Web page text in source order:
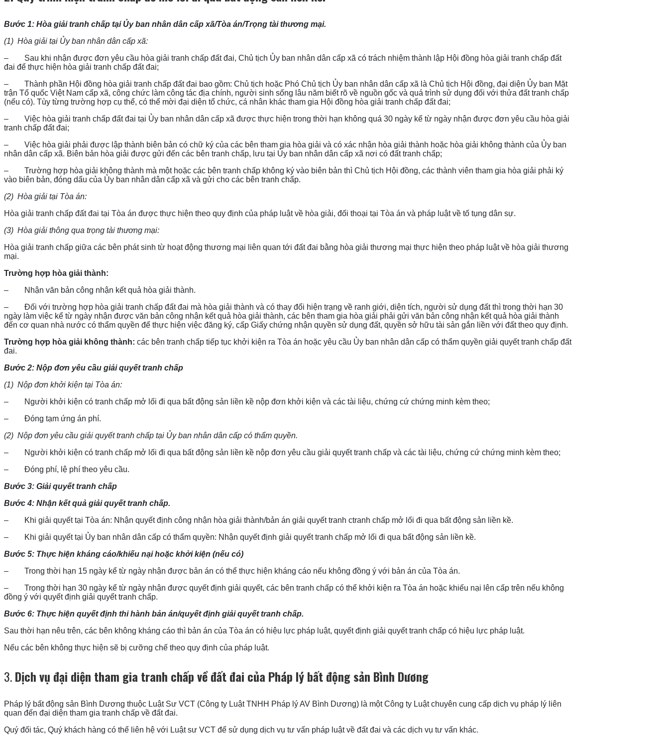
Bước 1: Hòa giải tranh chấp tại Ủy ban nhân dân cấp xã/Tòa án/Trọng tài thương mại.
(1) Hòa giải tại Ủy ban nhân dân cấp xã:
– Sau khi nhận được đơn yêu cầu hòa giải tranh chấp đất đai, Chủ tịch Ủy ban nhân dân cấp xã có trách nhiệm thành lập Hội đồng hòa giải tranh chấp đất
đai để thực hiện hòa giải tranh chấp đất đai;
– Thành phần Hội đồng hòa giải tranh chấp đất đai bao gồm: Chủ tịch hoặc Phó Chủ tịch Ủy ban nhân dân cấp xã là Chủ tịch Hội đồng, đại diện Ủy ban Mặt
trận Tổ quốc Việt Nam cấp xã, công chức làm công tác địa chính, người sinh sống lâu năm biết rõ về nguồn gốc và quá trình sử dụng đối với thửa đất tranh chấp
(nếu có). Tùy từng trường hợp cụ thể, có thể mời đại diện tổ chức, cá nhân khác tham gia Hội đồng hòa giải tranh chấp đất đai;
– Việc hòa giải tranh chấp đất đai tại Ủy ban nhân dân cấp xã được thực hiện trong thời hạn không quá 30 ngày kể từ ngày nhận được đơn yêu cầu hòa giải
tranh chấp đất đai;
– Việc hòa giải phải được lập thành biên bản có chữ ký của các bên tham gia hòa giải và có xác nhận hòa giải thành hoặc hòa giải không thành của Ủy ban
nhân dân cấp xã. Biên bản hòa giải được gửi đến các bên tranh chấp, lưu tại Ủy ban nhân dân cấp xã nơi có đất tranh chấp;
– Trường hợp hòa giải không thành mà một hoặc các bên tranh chấp không ký vào biên bản thì Chủ tịch Hội đồng, các thành viên tham gia hòa giải phải ký
vào biên bản, đóng dấu của Ủy ban nhân dân cấp xã và gửi cho các bên tranh chấp.
(2) Hòa giải tại Tòa án:
Hòa giải tranh chấp đất đai tại Tòa án được thực hiện theo quy định của pháp luật về hòa giải, đối thoại tại Tòa án và pháp luật về tố tụng dân sự.
(3) Hòa giải thông qua trọng tài thương mại:
Hòa giải tranh chấp giữa các bên phát sinh từ hoạt động thương mại liên quan tới đất đai bằng hòa giải thương mại thực hiện theo pháp luật về hòa giải thương
mại.
Trường hợp hòa giải thành:
– Nhận văn bản công nhận kết quả hòa giải thành.
– Đối với trường hợp hòa giải tranh chấp đất đai mà hòa giải thành và có thay đổi hiện trạng về ranh giới, diện tích, người sử dụng đất thì trong thời hạn 30
ngày làm việc kể từ ngày nhận được văn bản công nhận kết quả hòa giải thành, các bên tham gia hòa giải phải gửi văn bản công nhận kết quả hòa giải thành
đến cơ quan nhà nước có thẩm quyền để thực hiện việc đăng ký, cấp Giấy chứng nhận quyền sử dụng đất, quyền sở hữu tài sản gắn liền với đất theo quy định.
Trường hợp hòa giải không thành: các bên tranh chấp tiếp tục khởi kiện ra Tòa án hoặc yêu cầu Ủy ban nhân dân cấp có thẩm quyền giải quyết tranh chấp đất
đai.
Bước 2: Nộp đơn yêu cầu giải quyết tranh chấp
(1) Nộp đơn khởi kiện tại Tòa án:
– Người khởi kiện có tranh chấp mở lối đi qua bất động sản liền kề nộp đơn khởi kiện và các tài liệu, chứng cứ chứng minh kèm theo;
– Đóng tạm ứng án phí.
(2) Nộp đơn yêu cầu giải quyết tranh chấp tại Ủy ban nhân dân cấp có thẩm quyền.
– Người khởi kiện có tranh chấp mở lối đi qua bất động sản liền kề nộp đơn yêu cầu giải quyết tranh chấp và các tài liệu, chứng cứ chứng minh kèm theo;
– Đóng phí, lệ phí theo yêu cầu.
Bước 3: Giải quyết tranh chấp
Bước 4: Nhận kết quả giải quyết tranh chấp.
– Khi giải quyết tại Tòa án: Nhận quyết định công nhận hòa giải thành/bản án giải quyết tranh ctranh chấp mở lối đi qua bất động sản liền kề.
– Khi giải quyết tại Ủy ban nhân dân cấp có thẩm quyền: Nhận quyết định giải quyết tranh chấp mở lối đi qua bất động sản liền kề.
Bước 5: Thực hiện kháng cáo/khiếu nại hoặc khởi kiện (nếu có)
– Trong thời hạn 15 ngày kể từ ngày nhận được bản án có thể thực hiện kháng cáo nếu không đồng ý với bản án của Tòa án.
– Trong thời hạn 30 ngày kể từ ngày nhận được quyết định giải quyết, các bên tranh chấp có thể khởi kiện ra Tòa án hoặc khiếu nại lên cấp trên nếu không
đồng ý với quyết định giải quyết tranh chấp.
Bước 6: Thực hiện quyết định thi hành bản án/quyết định giải quyết tranh chấp.
Sau thời hạn nêu trên, các bên không kháng cáo thì bản án của Tòa án có hiệu lực pháp luật, quyết định giải quyết tranh chấp có hiệu lực pháp luật.
Nếu các bên không thực hiện sẽ bị cưỡng chế theo quy định của pháp luật.
3.Dịch vụ đại diện tham gia tranh chấp về đất đai của Pháp lý bất động sản Bình Dương
Pháp lý bất động sản Bình Dương thuộc Luật Sư VCT (Công ty Luật TNHH Pháp lý AV Bình Dương) là một Công ty Luật chuyên cung cấp dịch vụ pháp lý liên
quan đến đại diện tham gia tranh chấp về đất đai.
Quý đối tác, Quý khách hàng có thể liên hệ với Luật sư VCT để sử dụng dịch vụ tư vấn pháp luật về đất đai và các dịch vụ tư vấn khác.